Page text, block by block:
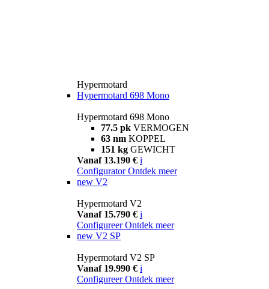
Hypermotard
Hypermotard 698 Mono
Hypermotard 698 Mono
77.5 pk VERMOGEN
63 nm KOPPEL
151 kg GEWICHT
Vanaf 13.190 € i
Configurator Ontdek meer
new V2
Hypermotard V2
Vanaf 15.790 € i
Configureer Ontdek meer
new V2 SP
Hypermotard V2 SP
Vanaf 19.990 € i
Configureer Ontdek meer